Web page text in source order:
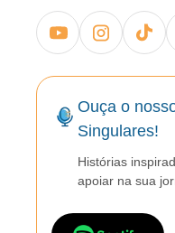
Ouça o
Singulares!
Histórias
apoiar na sua